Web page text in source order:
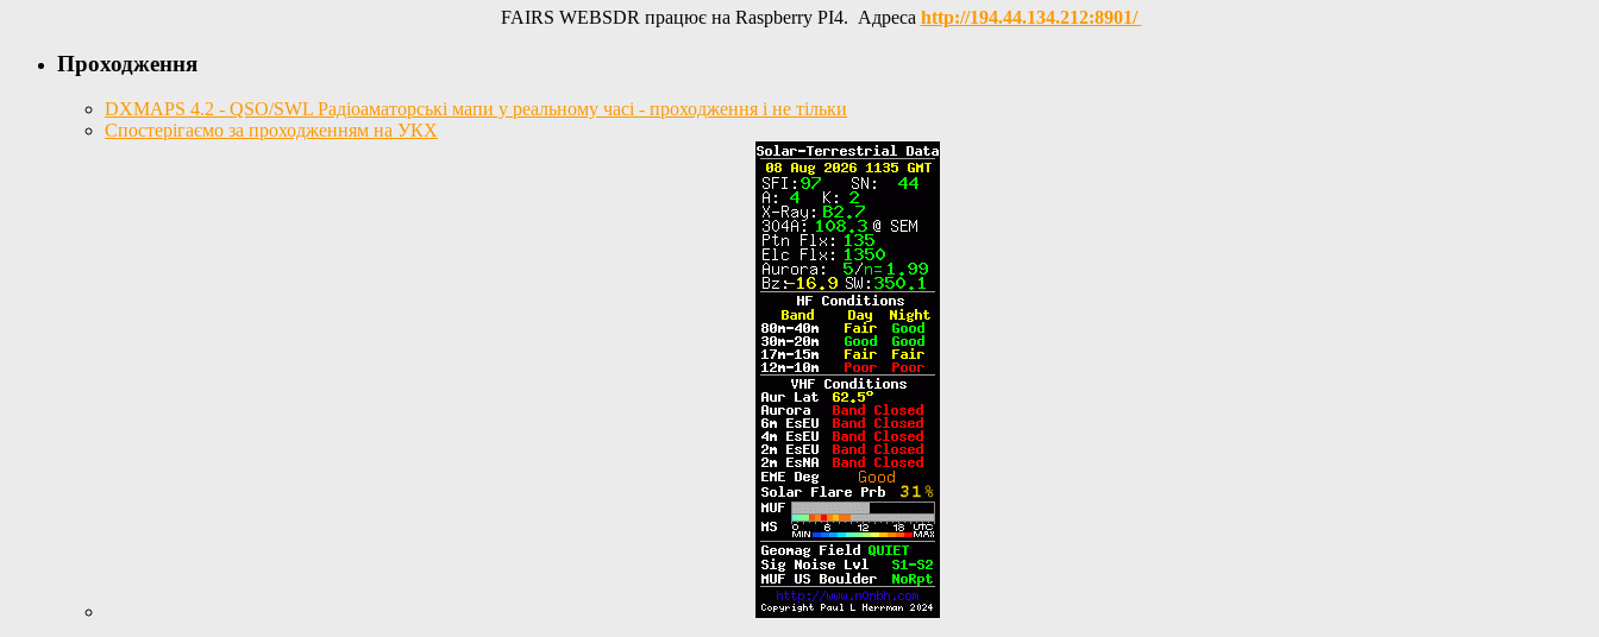
FAIRS WEBSDR працює на Raspberry PI4. Адреса http://194.44.134.212:8901/
Проходження
DXMAPS 4.2 - QSO/SWL Радіоаматорські мапи у реальному часі - проходження і не тільки
Спостерігаємо за проходженням на УКХ